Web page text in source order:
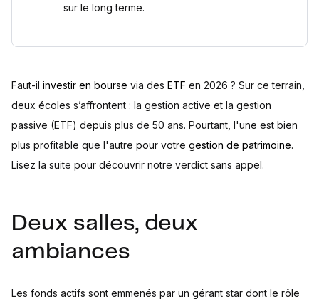
sur le long terme.
Faut-il investir en bourse via des ETF en 2026 ? Sur ce terrain,
deux écoles s’affrontent : la gestion active et la gestion
passive (ETF) depuis plus de 50 ans. Pourtant, l'une est bien
plus profitable que l'autre pour votre gestion de patrimoine.
Lisez la suite pour découvrir notre verdict sans appel.
Deux salles, deux
ambiances
Les fonds actifs sont emmenés par un gérant star dont le rôle